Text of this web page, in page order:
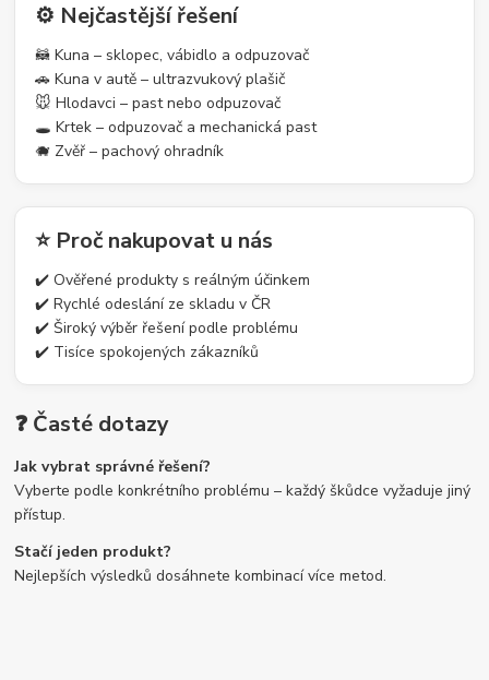
⚙️ Nejčastější řešení
🦝 Kuna – sklopec, vábidlo a odpuzovač
🚗 Kuna v autě – ultrazvukový plašič
🐭 Hlodavci – past nebo odpuzovač
🕳️ Krtek – odpuzovač a mechanická past
🐗 Zvěř – pachový ohradník
⭐ Proč nakupovat u nás
✔️ Ověřené produkty s reálným účinkem
✔️ Rychlé odeslání ze skladu v ČR
✔️ Široký výběr řešení podle problému
✔️ Tisíce spokojených zákazníků
❓ Časté dotazy
Jak vybrat správné řešení?
Vyberte podle konkrétního problému – každý škůdce vyžaduje jiný
přístup.
Stačí jeden produkt?
Nejlepších výsledků dosáhnete kombinací více metod.